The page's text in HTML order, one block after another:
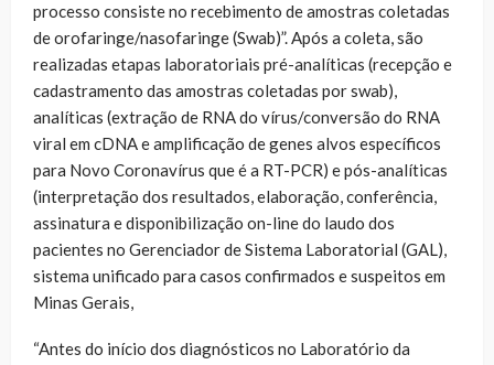
processo consiste no recebimento de amostras coletadas
de orofaringe/nasofaringe (Swab)”. Após a coleta, são
realizadas etapas laboratoriais pré-analíticas (recepção e
cadastramento das amostras coletadas por swab),
analíticas (extração de RNA do vírus/conversão do RNA
viral em cDNA e amplificação de genes alvos específicos
para Novo Coronavírus que é a RT-PCR) e pós-analíticas
(interpretação dos resultados, elaboração, conferência,
assinatura e disponibilização on-line do laudo dos
pacientes no Gerenciador de Sistema Laboratorial (GAL),
sistema unificado para casos confirmados e suspeitos em
Minas Gerais,
“Antes do início dos diagnósticos no Laboratório da